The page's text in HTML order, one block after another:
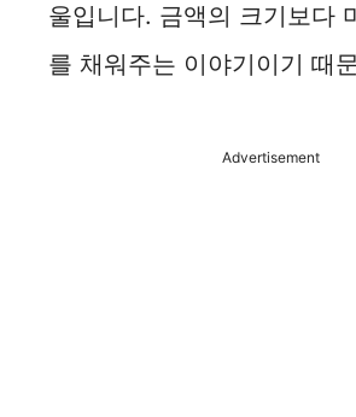
울입니다. 금액의 크기보다
를 채워주는 이야기이기 때
Advertisement